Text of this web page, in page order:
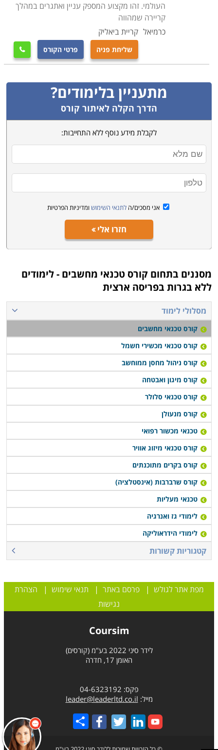
העולמי. זהו מקצוע המספק עניין ואתגרים במהלך
קריירה שמהווה
כרמיאל קריית ביאליק
שליחת פניה פרטי הקורס 
מתעניין בלימודים?
הדרך הקלה לאיתור קורס
לקבלת מידע נוסף ללא התחייבות:
אני מסכים/ה לתנאי השימוש ומדיניות הפרטיות
חזרו אלי
מסננים בתחום קורס טכנאי מחשבים - לימודים
ללא בגרות בפריסה ארצית
מסלולי לימוד
קורס טכנאי מחשבים
קורס טכנאי מכשירי חשמל
קורס ניהול מחסן ממוחשב
קורס מיגון ואבטחה
קורס טכנאי סלולר
קורס מנעולן
טכנאי מכשור רפואי
קורס טכנאי מיזוג אוויר
קורס בקרים מתוכנתים
קורס שרברבות (אינסטלציה)
טכנאי מעליות
לימודי גז ואנרגיה
לימודי הידראוליקה
קטגוריות קשורות
מפת אתר לגולש |פרסם באתר | תנאי שימוש | הצהרת
נגישות
Coursim
לידר סיני 2022 בע"מ (קורסים)
האומן 17, חדרה
פקס: 04-6323192
מייל: leader@leaderltd.co.il
Share